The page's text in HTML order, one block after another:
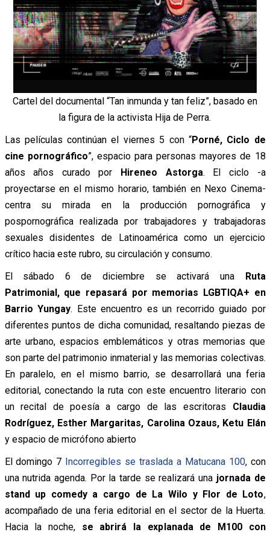
Cartel del documental “Tan inmunda y tan feliz”, basado en
la figura de la activista Hija de Perra.
Las películas continúan el viernes 5 con “Porné, Ciclo de
cine pornográfico”, espacio para personas mayores de 18
años años curado por
Hireneo Astorga. El ciclo -a
proyectarse en el mismo horario, también en Nexo Cinema-
centra su mirada en la producción pornográfica y
pospornográfica realizada por trabajadores y trabajadoras
sexuales disidentes de Latinoamérica como un ejercicio
crítico hacia este rubro, su circulación y consumo.
El sábado 6 de diciembre se activará unaRuta
Patrimonial, que repasará por memorias LGBTIQA+ en
Barrio Yungay. Este encuentro es un recorrido guiado por
diferentes puntos de dicha comunidad, resaltando piezas de
arte urbano, espacios emblemáticos y otras memorias que
son parte del patrimonio inmaterial y las memorias colectivas.
En paralelo, en el mismo barrio, se desarrollará una feria
editorial, conectando la ruta con este encuentro literario con
un recital de poesía a cargo de las escritoras Claudia
Rodríguez, Esther Margaritas, Carolina Ozaus, Ketu Elán
y espacio de micrófono abierto
El domingo 7 Incorregibles se traslada a Matucana 100, con
una nutrida agenda. Por la tarde se realizará una jornada de
stand up comedy a cargo de La Wilo y Flor de Loto,
acompañado de una feria editorial en el sector de la Huerta.
Hacia la noche, se abrirá la explanada de M100 con